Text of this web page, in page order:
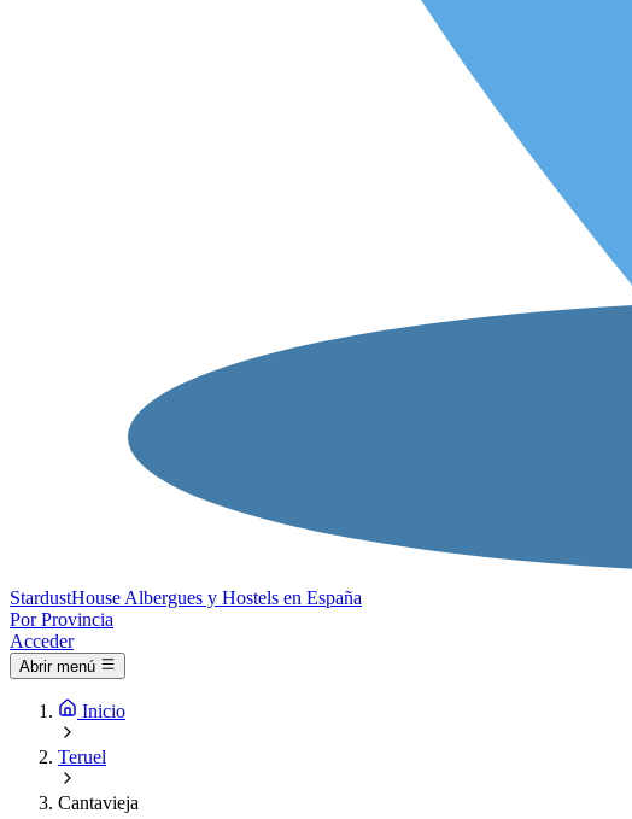
StardustHouse Albergues y Hostels en España
Por Provincia
Acceder
Abrir menú
Inicio
Teruel
Cantavieja